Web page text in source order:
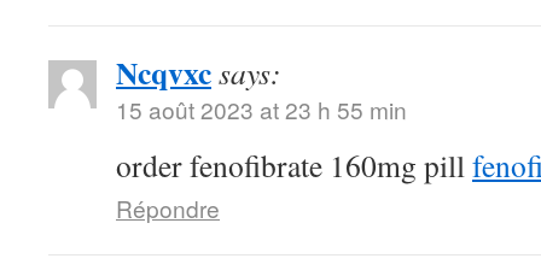
Ncqvxcsays:
15 août 2023 at 23 h 55 min
order fenofibrate 160mg pill
Répondre